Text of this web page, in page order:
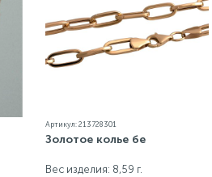
Артикул: 213728301
Золотое колье бе
Вес изделия: 8,59 г.